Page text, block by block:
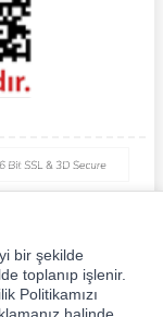
bir şekilde
toplanıp işlenir.
Politikamızı